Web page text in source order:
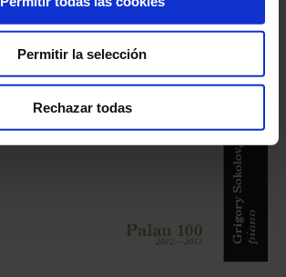
Permitir la selección
Rechazar todas